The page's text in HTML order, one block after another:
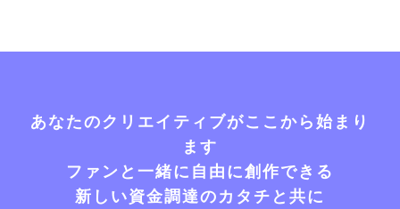
あなたのクリエイティブがここから始まり
ます
ファンと一緒に自由に創作できる
新しい資金調達のカタチと共に